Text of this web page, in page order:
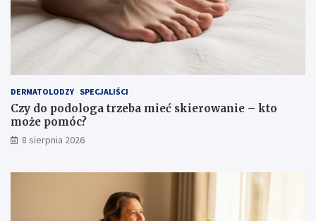
DERMATOLODZY SPECJALIŚCI
Czy do podologa trzeba mieć skierowanie – kto
może pomóc?
8 sierpnia 2026